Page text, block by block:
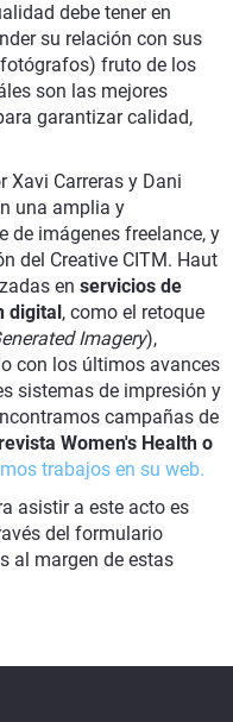
debe tener en
su relación con sus
fruto de los
son las mejores
garantizar calidad,
Xavi Carreras y Dani
una amplia y
de imágenes freelance, y
del Creative CITM. Haut
en servicios de
digital, como el retoque
Imagery),
con los últimos avances
sistemas de impresión y
campañas de
Women's Health o
trabajos en su web.
asistir a este acto es
del formulario
al margen de estas